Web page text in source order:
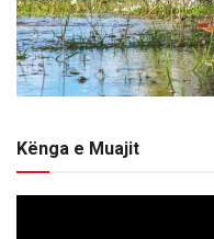
Kënga e Muajit